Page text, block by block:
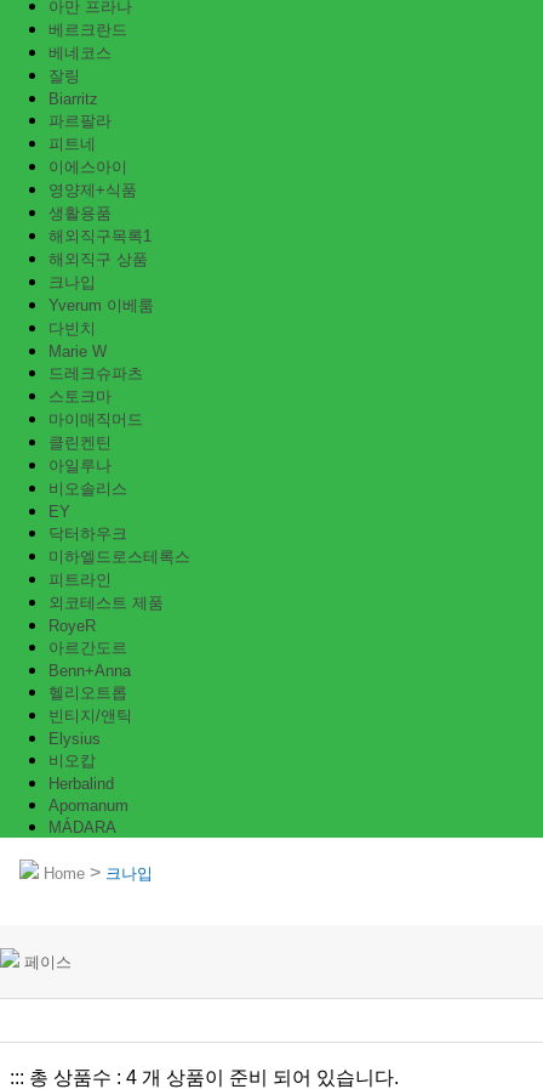
아만 프라나
베르크란드
베네코스
잘링
Biarritz
파르팔라
피트네
이에스아이
영양제+식품
생활용품
해외직구목록1
해외직구 상품
크나입
Yverum 이베룸
다빈치
Marie W
드레크슈파츠
스토크마
마이매직머드
클린켄틴
아일루나
비오솔리스
EY
닥터하우크
미하엘드로스테록스
피트라인
외코테스트 제품
RoyeR
아르간도르
Benn+Anna
헬리오트롭
빈티지/앤틱
Elysius
비오캅
Herbalind
Apomanum
MÁDARA
Home > 크나입
페이스
::: 총 상품수 : 4 개 상품이 준비 되어 있습니다.